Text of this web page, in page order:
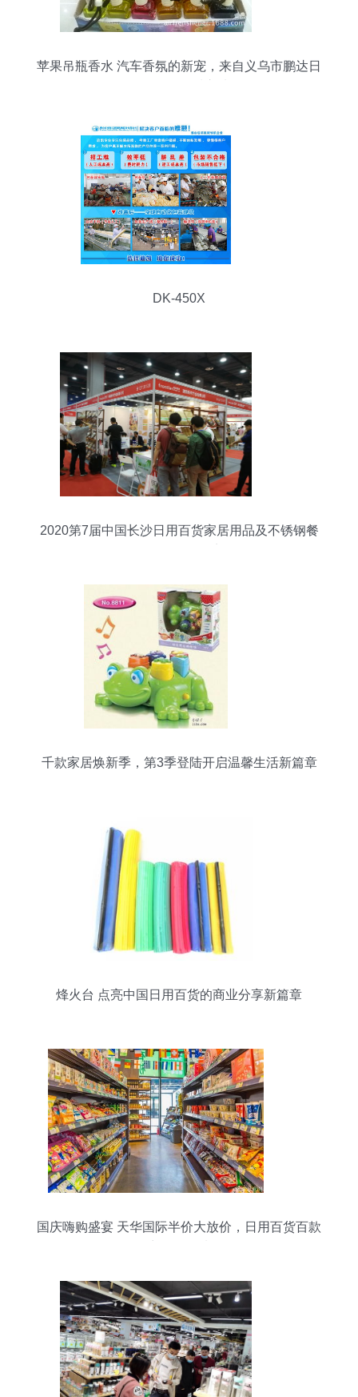
苹果吊瓶香水 汽车香氛的新宠，来自义乌市鹏达日
DK-450X
2020第7届中国长沙日用百货家居用品及不锈钢餐
千款家居焕新季，第3季登陆开启温馨生活新篇章
烽火台 点亮中国日用百货的商业分享新篇章
国庆嗨购盛宴 天华国际半价大放价，日用百货百款